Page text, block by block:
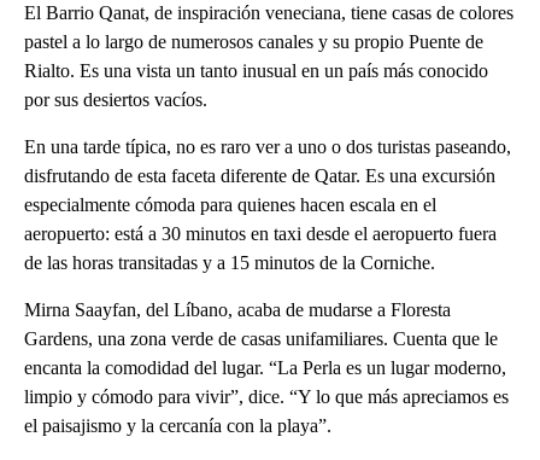
El Barrio Qanat, de inspiración veneciana, tiene casas de colores
pastel a lo largo de numerosos canales y su propio Puente de
Rialto. Es una vista un tanto inusual en un país más conocido
por sus desiertos vacíos.
En una tarde típica, no es raro ver a uno o dos turistas paseando,
disfrutando de esta faceta diferente de Qatar. Es una excursión
especialmente cómoda para quienes hacen escala en el
aeropuerto: está a 30 minutos en taxi desde el aeropuerto fuera
de las horas transitadas y a 15 minutos de la Corniche.
Mirna Saayfan, del Líbano, acaba de mudarse a Floresta
Gardens, una zona verde de casas unifamiliares. Cuenta que le
encanta la comodidad del lugar. “La Perla es un lugar moderno,
limpio y cómodo para vivir”, dice. “Y lo que más apreciamos es
el paisajismo y la cercanía con la playa”.